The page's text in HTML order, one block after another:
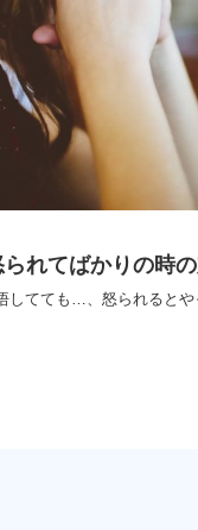
られてばかりの時
してても…、怒られると